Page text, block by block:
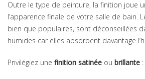
Outre le type de peinture, la finition joue
l’apparence finale de votre salle de bain.
bien que populaires, sont déconseillées
humides car elles absorbent davantage
Privilégiez une finition satinée ou brillante :